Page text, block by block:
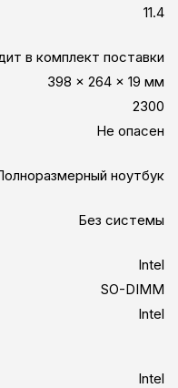
11.4
в комплект поставки
398 x 264 x 19 мм
2300
Не опасен
ноутбук
Без системы
Intel
SO-DIMM
Intel
Intel